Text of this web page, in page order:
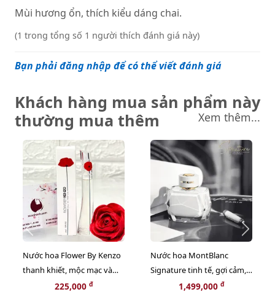
Mùi hương ổn, thích kiểu dáng chai.
(1 trong tổng số 1 người thích đánh giá này)
Bạn phải đăng nhập để có thể viết đánh giá
Khách hàng mua sản phẩm này
thường mua thêm
Xem thêm...
Nước hoa Flower By Kenzo
thanh khiết, mộc mạc và
quyến rũ - EDP, 4ml
225,000 đ
Nước hoa MontBlanc
Signature tinh tế, gợi cảm,
nữ tính, 90ml - EDP
1,499,000 đ